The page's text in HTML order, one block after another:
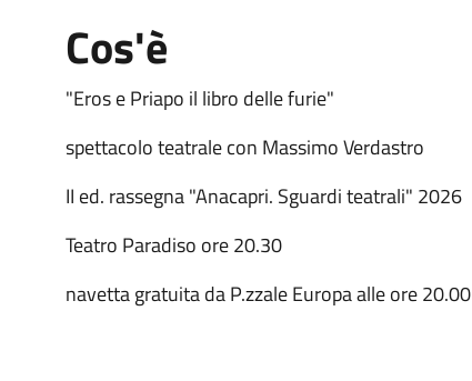
Cos'è
"Eros e Priapo il libro delle furie"
spettacolo teatrale con Massimo Verdastro
II ed. rassegna "Anacapri. Sguardi teatrali" 2026
Teatro Paradiso ore 20.30
navetta gratuita da P.zzale Europa alle ore 20.00